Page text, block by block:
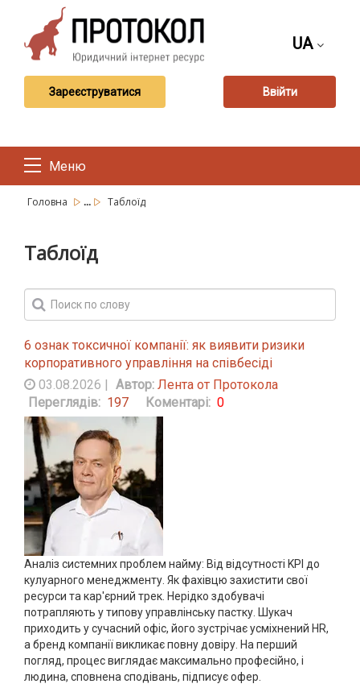
UA
Зареєструватися Ввійти
Меню
Головна ... Таблоїд
Таблоїд
6 ознак токсичної компанії: як виявити ризики
корпоративного управління на співбесіді
03.08.2026 | Автор: Лента от Протокола
Переглядів: 197 Коментарі: 0
Аналіз системних проблем найму: Від відсутності KPI до
кулуарного менеджменту. Як фахівцю захистити свої
ресурси та кар'єрний трек. Нерідко здобувачі
потрапляють у типову управлінську пастку. Шукач
приходить у сучасний офіс, його зустрічає усміхнений HR,
а бренд компанії викликає повну довіру. На перший
погляд, процес виглядає максимально професійно, і
людина, сповнена сподівань, підписує офер.